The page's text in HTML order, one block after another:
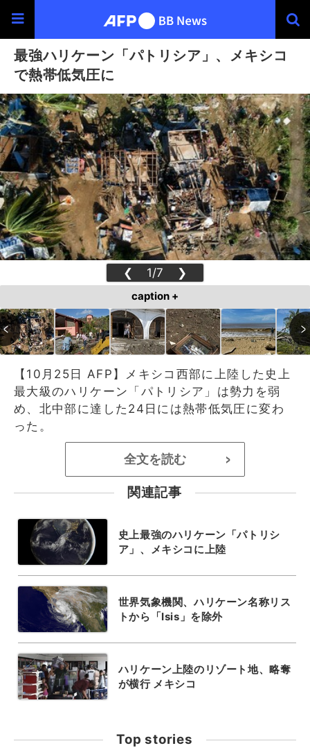
最強ハリケーン「パトリシア」、メキシコ
で熱帯低気圧に
❮ 1/7 ❯
caption +
【10月25日 AFP】メキシコ西部に上陸した史上
最大級のハリケーン「パトリシア」は勢力を弱
め、北中部に達した24日には熱帯低気圧に変わ
った。
全文を読む >
関連記事
史上最強のハリケーン「パトリシ
ア」、メキシコに上陸
世界気象機関、ハリケーン名称リス
トから「Isis」を除外
ハリケーン上陸のリゾート地、略奪
が横行 メキシコ
Top stories